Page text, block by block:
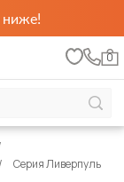
ниже!
0
Серия Ливерпуль